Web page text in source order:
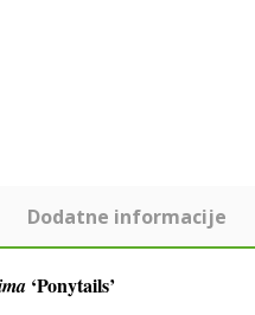
Dodatne informacije
‘Ponytails’